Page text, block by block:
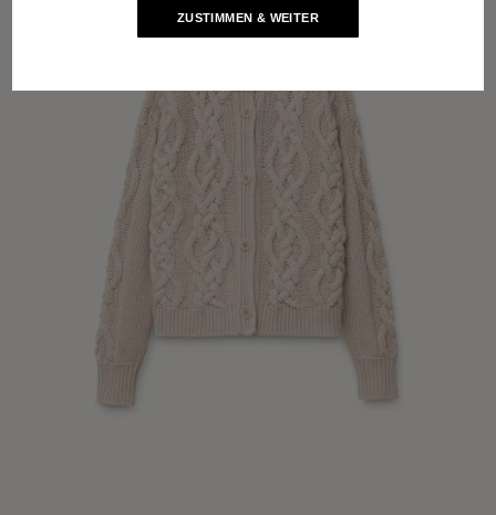
ZUSTIMMEN & WEITER